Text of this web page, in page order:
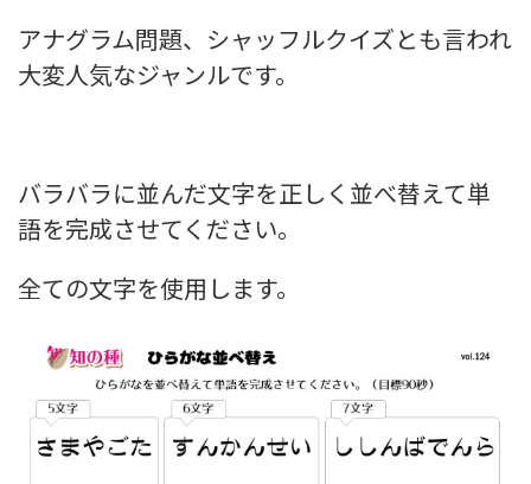
アナグラム問題、シャッフルクイズとも言われ
大変人気なジャンルです。
バラバラに並んだ文字を正しく並べ替えて単
語を完成させてください。
全ての文字を使用します。